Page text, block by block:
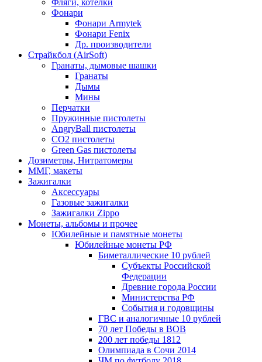
Фонари
Фонари Armytek
Фонари Fenix
Др. производители
Страйкбол (AirSoft)
Гранаты, дымовые шашки
Гранаты
Дымы
Мины
Перчатки
Пружинные пистолеты
AngryBall пистолеты
CO2 пистолеты
Green Gas пистолеты
Дозиметры, Нитратомеры
ММГ, макеты
Зажигалки
Аксессуары
Газовые зажигалки
Зажигалки Zippo
Монеты, альбомы и прочее
Юбилейные и памятные монеты
Юбилейные монеты РФ
Биметаллические 10 рублей
Субъекты Российской
Федерации
Древние города России
Министерства РФ
События и годовщины
ГВС и аналогичные 10 рублей
70 лет Победы в ВОВ
200 лет победы 1812
Олимпиада в Сочи 2014